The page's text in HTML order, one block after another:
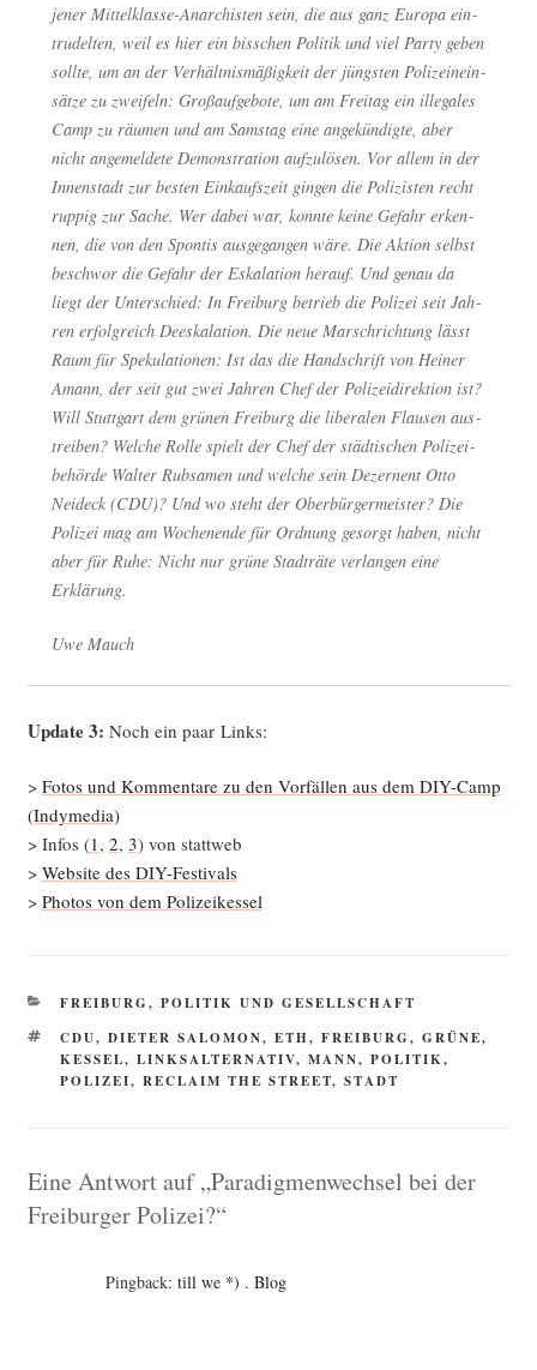
jener Mit­tel­klas­se-Anar­chis­ten sein, die aus ganz Euro­pa ein­
tru­del­ten, weil es hier ein biss­chen Poli­tik und viel Par­ty geben
soll­te, um an der Ver­hält­nis­mä­ßig­keit der jüngs­ten Poli­z­ein­ein­
sät­ze zu zwei­feln: Groß­auf­ge­bo­te, um am Frei­tag ein ille­ga­les
Camp zu räu­men und am Sams­tag eine ange­kün­dig­te, aber
nicht ange­mel­de­te Demons­tra­ti­on auf­zu­lö­sen. Vor allem in der
Innen­stadt zur bes­ten Ein­kaufs­zeit gin­gen die Poli­zis­ten recht
rup­pig zur Sache. Wer dabei war, konn­te kei­ne Gefahr erken­
nen, die von den Spon­tis aus­ge­gan­gen wäre. Die Akti­on selbst
beschwor die Gefahr der Eska­la­ti­on her­auf. Und genau da
liegt der Unter­schied: In Frei­burg betrieb die Poli­zei seit Jah­
ren erfolg­reich Dees­ka­la­ti­on. Die neue Marsch­rich­tung lässt
Raum für Spe­ku­la­tio­nen: Ist das die Hand­schrift von Hei­ner
Amann, der seit gut zwei Jah­ren Chef der Poli­zei­di­rek­ti­on ist?
Will Stutt­gart dem grü­nen Frei­burg die libe­ra­len Flau­sen aus­
trei­ben? Wel­che Rol­le spielt der Chef der städ­ti­schen Poli­zei­
be­hör­de Wal­ter Rub­sa­men und wel­che sein Dezer­nent Otto
Nei­deck (CDU)? Und wo steht der Ober­bür­ger­meis­ter? Die
Poli­zei mag am Wochen­en­de für Ord­nung gesorgt haben, nicht
aber für Ruhe: Nicht nur grü­ne Stadt­rä­te ver­lan­gen eine
Erklärung.
Uwe Mauch
Update 3: Noch ein paar Links:
> Fotos und Kom­men­ta­re zu den Vor­fäl­len aus dem DIY-Camp
(Indy­me­dia)
> Infos (1, 2, 3) von stattweb
> Web­site des DIY-Festivals
> Pho­tos von dem Polizeikessel
KATEGORIEN
FREIBURG, POLITIK UND GESELLSCHAFT
SCHLAGWÖRTER
CDU, DIETER SALOMON, ETH, FREIBURG, GRÜNE,
KESSEL, LINKSALTERNATIV, MANN, POLITIK,
POLIZEI, RECLAIM THE STREET, STADT
Eine Antwort auf „Paradigmenwechsel bei der
Freiburger Polizei?“
Pingback: till we *) . Blog